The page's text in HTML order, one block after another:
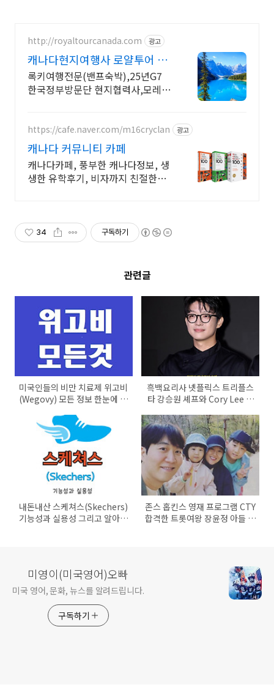
http://royaltourcanada.com 광고
캐나다현지여행사 로얄투어 호
수의 왕 모레인호수 방문
록키여행전문(밴프숙박),25년G7
한국정부방문단 현지협력사,모레인
https://cafe.naver.com/m16cryclan 광고
캐나다 커뮤니티 카페
캐나다카페, 풍부한 캐나다정보, 생
생한 유학후기, 비자까지 친절한
34 구독하기
관련글
미국인들의 비만 치료제 위고비
(Wegovy) 모든 정보 한눈에 알
아보기/방시혁 위고비
흑백요리사 넷플릭스 트리플스
타 강승원 셰프와 Cory Lee 셰
내돈내산 스케쳐스(Skechers)
기능성과 실용성 그리고 알아두
존스 홉킨스 영재 프로그램 CTY
합격한 트롯여왕 장윤정 아들 도
미영이(미국영어)오빠
미국 영어, 문화, 뉴스를 알려드립니다.
구독하기